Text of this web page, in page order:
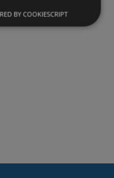
BY COOKIESCRIPT